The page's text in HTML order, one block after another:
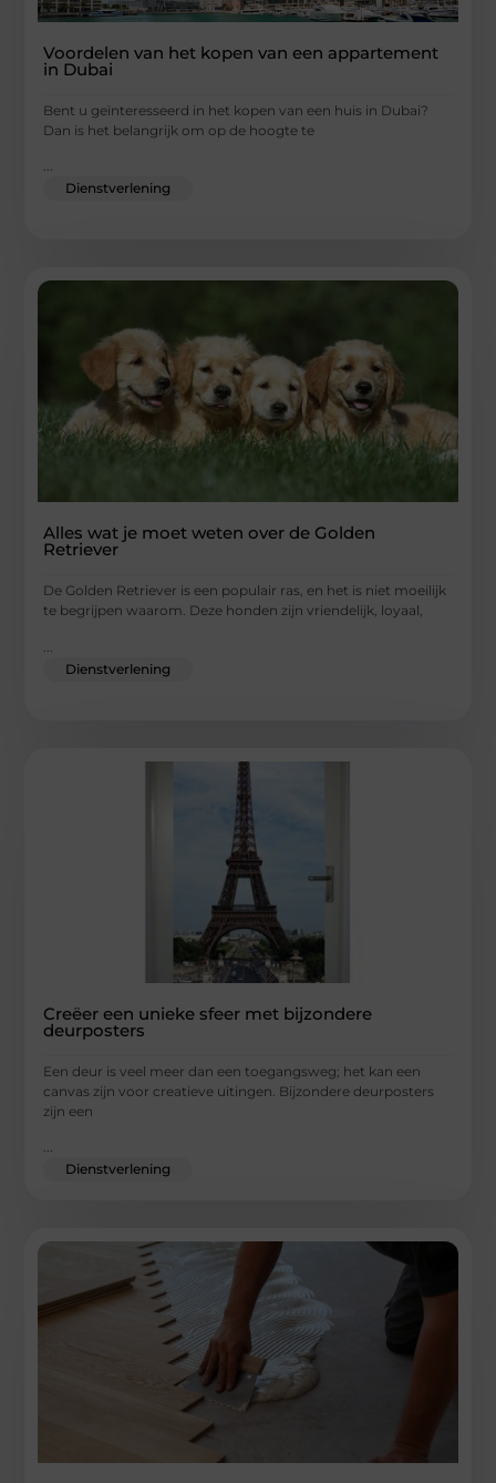
Voordelen van het kopen van een appartement
in Dubai
Bent u geïnteresseerd in het kopen van een huis in Dubai?
Dan is het belangrijk om op de hoogte te
...
Dienstverlening
Alles wat je moet weten over de Golden
Retriever
De Golden Retriever is een populair ras, en het is niet moeilijk
te begrijpen waarom. Deze honden zijn vriendelijk, loyaal,
Dienstverlening
Creëer een unieke sfeer met bijzondere
deurposters
Een deur is veel meer dan een toegangsweg; het kan een
canvas zijn voor creatieve uitingen. Bijzondere deurposters
zijn een
...
Dienstverlening